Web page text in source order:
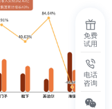
免费
试用
电话
咨询